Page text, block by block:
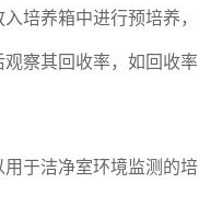
培养箱中进行预培养，
察其回收率，如回收率
于洁净室环境监测的培